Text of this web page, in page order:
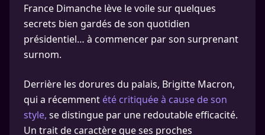
France Dimanche lève le voile sur quelques
secrets bien gardés de son quotidien
présidentiel… à commencer par son surprenant
surnom.
Derrière les dorures du palais, Brigitte Macron,
qui a récemment été critiquée à cause de son
style, se distingue par une redoutable efficacité.
Un trait de caractère que ses proches